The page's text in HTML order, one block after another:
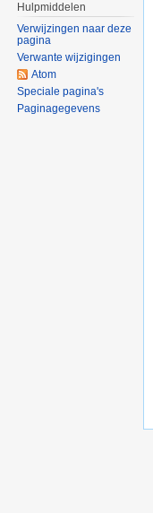
Hulpmiddelen
Verwijzingen naar deze
pagina
Verwante wijzigingen
Atom
Speciale pagina's
Paginagegevens